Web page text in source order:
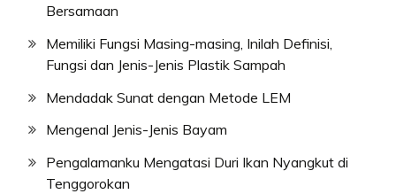
Bersamaan
Memiliki Fungsi Masing-masing, Inilah Definisi,
Fungsi dan Jenis-Jenis Plastik Sampah
Mendadak Sunat dengan Metode LEM
Mengenal Jenis-Jenis Bayam
Pengalamanku Mengatasi Duri Ikan Nyangkut di
Tenggorokan